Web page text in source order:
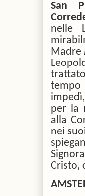
San
nelle
Madre
tempo
per la
alla
nei
Cristo,